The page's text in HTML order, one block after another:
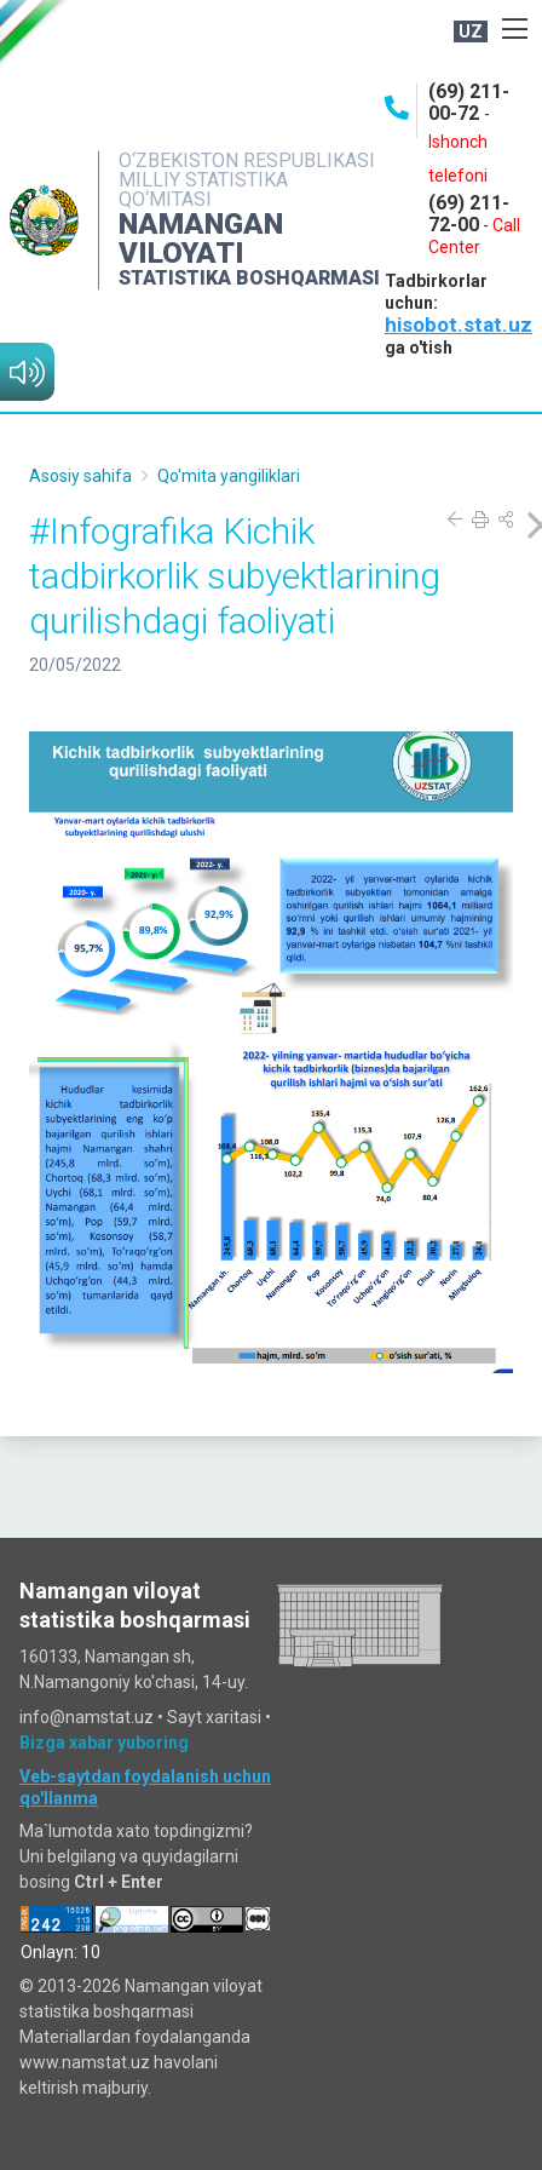
UZ
O‘ZBEKISTON RESPUBLIKASI
MILLIY STATISTIKA
QO‘MITASI
NAMANGAN
VILOYATI
STATISTIKA BOSHQARMASI
(69) 211-
00-72 -
Ishonch
telefoni
(69) 211-
72-00 - Call
Center
Tadbirkorlar
uchun:
hisobot.stat.uz
ga o'tish
NASHRLAR
INTERAKTIV XIZMATLAR
MATBUOT XIZMATI
MUROJAATLAR
Asosiy sahifa Qo'mita yangiliklari
#Infografika Kichik
tadbirkorlik subyektlarining
qurilishdagi faoliyati
20/05/2022
Namangan viloyat
statistika boshqarmasi
160133, Namangan sh,
N.Namangoniy ko'chasi, 14-uy.
info@namstat.uz • Sayt xaritasi •
Bizga xabar yuboring
Veb-saytdan foydalanish uchun
qo'llanma
Ma`lumotda xato topdingizmi?
Uni belgilang va quyidagilarni
bosing Ctrl + Enter
Onlayn: 10
© 2013-2026 Namangan viloyat
statistika boshqarmasi
Materiallardan foydalanganda
www.namstat.uz havolani
keltirish majburiy.